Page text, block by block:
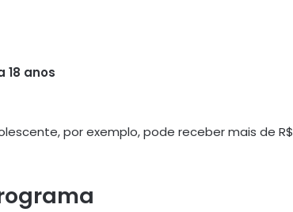
18 anos
por exemplo, pode receber mais de R$